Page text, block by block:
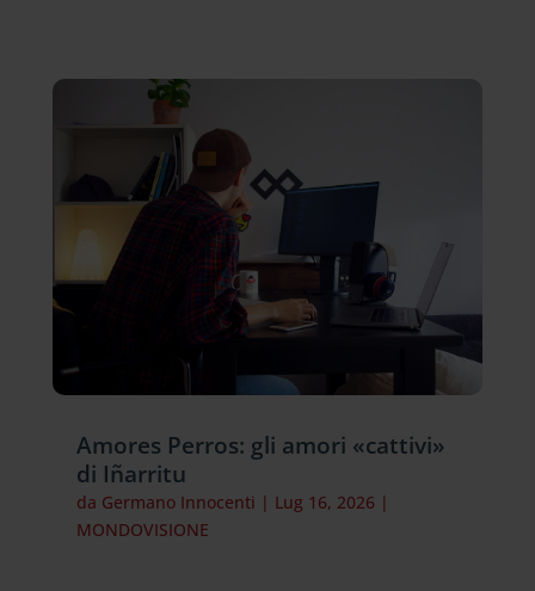
Amores Perros: gli amori «cattivi»
di Iñarritu
da Germano Innocenti | Lug 16, 2026 |
MONDOVISIONE